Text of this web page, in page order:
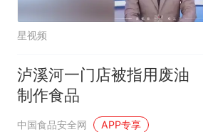
星视频
泸溪河一门店被指用废油
制作食品
中国食品安全网 APP专享